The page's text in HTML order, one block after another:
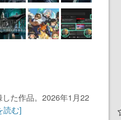
た作品。2026年1月22
読む]